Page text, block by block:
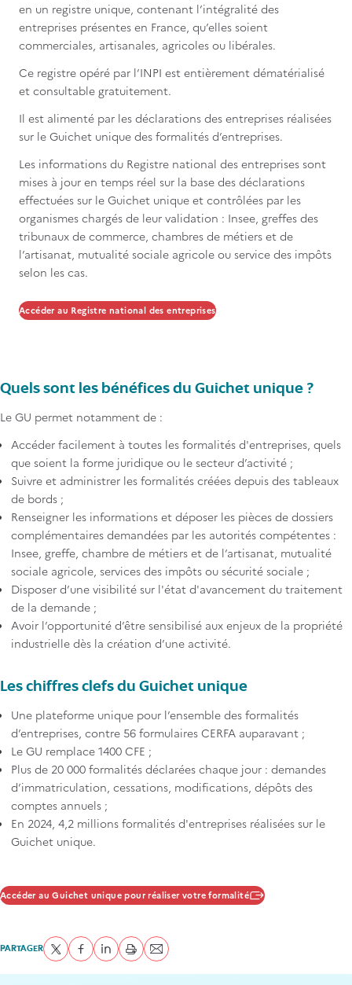
en un registre unique, contenant l’intégralité des
entreprises présentes en France, qu’elles soient
commerciales, artisanales, agricoles ou libérales.
Ce registre opéré par l’INPI est entièrement dématérialisé
et consultable gratuitement.
Il est alimenté par les déclarations des entreprises réalisées
sur le Guichet unique des formalités d’entreprises.
Les informations du Registre national des entreprises sont
mises à jour en temps réel sur la base des déclarations
effectuées sur le Guichet unique et contrôlées par les
organismes chargés de leur validation : Insee, greffes des
tribunaux de commerce, chambres de métiers et de
l’artisanat, mutualité sociale agricole ou service des impôts
selon les cas.
Accéder au Registre national des entreprises
Quels sont les bénéfices du Guichet unique ?
Le GU permet notamment de :
Accéder facilement à toutes les formalités d'entreprises, quels
que soient la forme juridique ou le secteur d’activité ;
Suivre et administrer les formalités créées depuis des tableaux
de bords ;
Renseigner les informations et déposer les pièces de dossiers
complémentaires demandées par les autorités compétentes :
Insee, greffe, chambre de métiers et de l’artisanat, mutualité
sociale agricole, services des impôts ou sécurité sociale ;
Disposer d’une visibilité sur l'état d'avancement du traitement
de la demande ;
Avoir l’opportunité d’être sensibilisé aux enjeux de la propriété
industrielle dès la création d’une activité.
Les chiffres clefs du Guichet unique
Une plateforme unique pour l’ensemble des formalités
d’entreprises, contre 56 formulaires CERFA auparavant ;
Le GU remplace 1400 CFE ;
Plus de 20 000 formalités déclarées chaque jour : demandes
d’immatriculation, cessations, modifications, dépôts des
comptes annuels ;
En 2024, 4,2 millions formalités d'entreprises réalisées sur le
Guichet unique.
Accéder au Guichet unique pour réaliser votre formalité
PARTAGERPartager sur Twitter
Partager sur Facebook
Partager sur LinkedIn
imprimerEnvoyer par courriel